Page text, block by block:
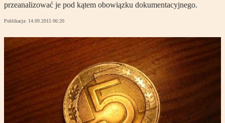
przeanalizować je pod kątem obowiązku dokumentacyjnego.
Publikacja: 14.09.2015 06:20